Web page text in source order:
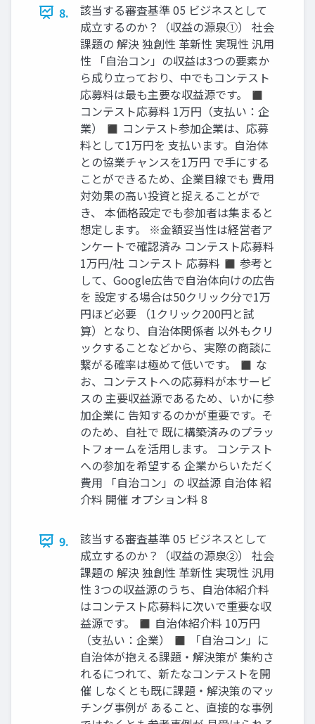
8.
該当する審査基準 05 ビジネスとして
成立するのか？（収益の源泉①） 社会
課題の 解決 独創性 革新性 実現性 汎用
性 「自治コン」の収益は3つの要素か
ら成り立っており、中でもコンテスト
応募料は最も主要な収益源です。 ◼
コンテスト応募料 1万円（支払い：企
業） ◼ コンテスト参加企業は、応募
料として1万円を 支払います。自治体
との協業チャンスを1万円 で手にする
ことができるため、企業目線でも 費用
対効果の高い投資と捉えることがで
き、 本価格設定でも参加者は集まると
想定します。 ※金額妥当性は経営者ア
ンケートで確認済み コンテスト応募料
1万円/社 コンテスト 応募料 ◼ 参考と
して、Google広告で自治体向けの広告
を 設定する場合は50クリック分で1万
円ほど必要 （1クリック200円と試
算）となり、自治体関係者 以外もクリ
ックすることなどから、実際の商談に
繋がる確率は極めて低いです。 ◼ な
お、コンテストへの応募料が本サービ
スの 主要収益源であるため、いかに参
加企業に 告知するのかが重要です。そ
のため、自社で 既に構築済みのプラッ
トフォームを活用します。 コンテスト
への参加を希望する 企業からいただく
費用 「自治コン」の 収益源 自治体 紹
介料 開催 オプション料 8
9.
該当する審査基準 05 ビジネスとして
成立するのか？（収益の源泉②） 社会
課題の 解決 独創性 革新性 実現性 汎用
性 3つの収益源のうち、自治体紹介料
はコンテスト応募料に次いで重要な収
益源です。 ◼ 自治体紹介料 10万円
（支払い：企業） ◼ 「自治コン」に
自治体が抱える課題・解決策が 集約さ
れるにつれて、新たなコンテストを開
催 しなくとも既に課題・解決策のマッ
チング事例が あること、直接的な事例